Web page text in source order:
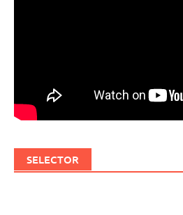
SELECTOR